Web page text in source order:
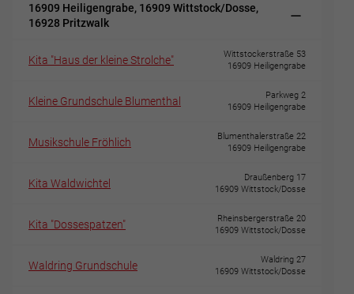
16909 Heiligengrabe, 16909 Wittstock/Dosse,
16928 Pritzwalk
Kita "Haus der kleine Strolche"
Wittstockerstraße 53
16909 Heiligengrabe
Kleine Grundschule Blumenthal
Parkweg 2
16909 Heiligengrabe
Musikschule Fröhlich
Blumenthalerstraße 22
16909 Heiligengrabe
Kita Waldwichtel
Draußenberg 17
16909 Wittstock/Dosse
Kita "Dossespatzen"
Rheinsbergerstraße 20
16909 Wittstock/Dosse
Waldring Grundschule
Waldring 27
16909 Wittstock/Dosse